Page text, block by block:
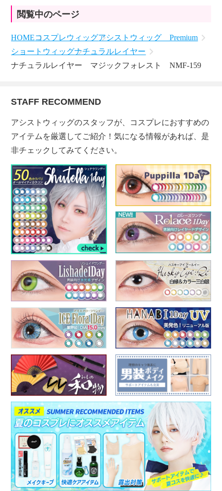
閲覧中のページ
HOMEコスプレウィッグアシストウィッグ Premium
ショートウィッグナチュラルレイヤー
ナチュラルレイヤー マジックフォレスト NMF-159
STAFF RECOMMEND
アシストウィッグのスタッフが、コスプレにおすすめの
アイテムを厳選してご紹介！気になる情報があれば、是
非チェックしてみてください。